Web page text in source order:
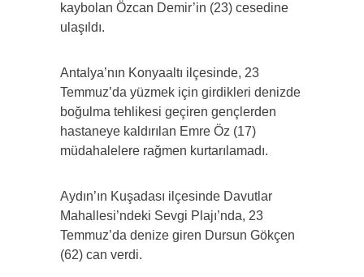
kaybolan Özcan Demir’in (23) cesedine
ulaşıldı.
Antalya’nın Konyaaltı ilçesinde, 23
Temmuz’da yüzmek için girdikleri denizde
boğulma tehlikesi geçiren gençlerden
hastaneye kaldırılan Emre Öz (17)
müdahalelere rağmen kurtarılamadı.
Aydın’ın Kuşadası ilçesinde Davutlar
Mahallesi’ndeki Sevgi Plajı’nda, 23
Temmuz’da denize giren Dursun Gökçen
(62) can verdi.